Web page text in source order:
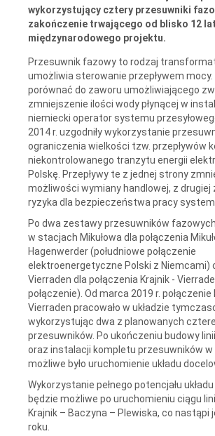
wykorzystujący cztery przesuwniki
zakończenie trwającego od blisko 12 lat
międzynarodowego projektu.
Przesuwnik fazowy to rodzaj
umożliwia sterowanie przepływem mocy.
porównać do zaworu umożliwiającego
zmniejszenie ilości wody płynącej w
niemiecki operator systemu
2014 r. uzgodniły wykorzystanie
ograniczenia wielkości tzw. przepływów
niekontrolowanego tranzytu energii
Polskę. Przepływy te z jednej strony
możliwości wymiany handlowej, z drugiej
ryzyka dla bezpieczeństwa pracy
Po dwa zestawy przesuwników
w stacjach Mikułowa dla połączenia
Hagenwerder (południowe połączenie
elektroenergetyczne Polski z Niemcami)
Vierraden dla połączenia Krajnik -
połączenie). Od marca 2019 r. połączenie
Vierraden pracowało w układzie
wykorzystując dwa z planowanych
przesuwników. Po ukończeniu budowy
oraz instalacji kompletu przesuwników
możliwe było uruchomienie układu
Wykorzystanie pełnego potencjału
będzie możliwe po uruchomieniu ciągu
Krajnik – Baczyna – Plewiska, co nastąpi
roku.